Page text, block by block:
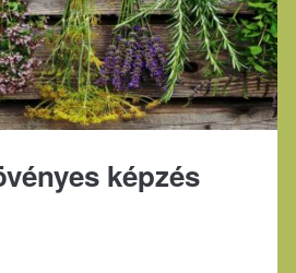
képzés